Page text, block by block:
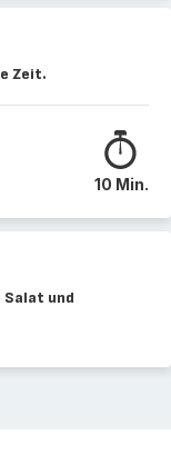
Zeit.
10 Min.
Salat und